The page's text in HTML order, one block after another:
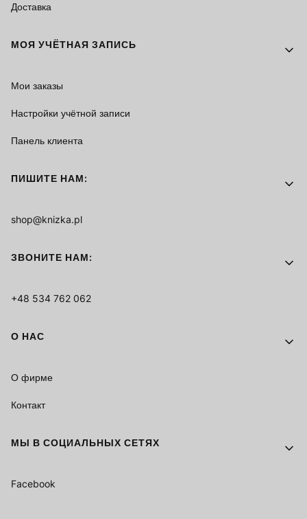
Доставка
МОЯ УЧЁТНАЯ ЗАПИСЬ
Мои заказы
Настройки учётной записи
Панель клиента
ПИШИТЕ НАМ:
shop@knizka.pl
ЗВОНИТЕ НАМ:
+48 534 762 062
О НАС
О фирме
Контакт
МЫ В СОЦИАЛЬНЫХ СЕТЯХ
Facebook